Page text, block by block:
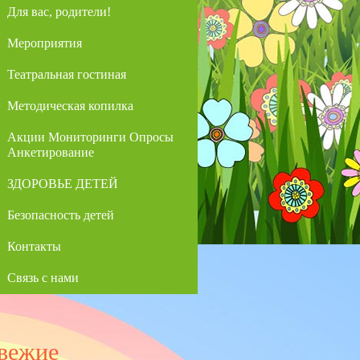
Для вас, родители!
Мероприятия
Театральная гостиная
Методическая копилка
Акции Мониторинги Опросы
Анкетирование
ЗДОРОВЬЕ ДЕТЕЙ
Безопасность детей
Контакты
Связь с нами